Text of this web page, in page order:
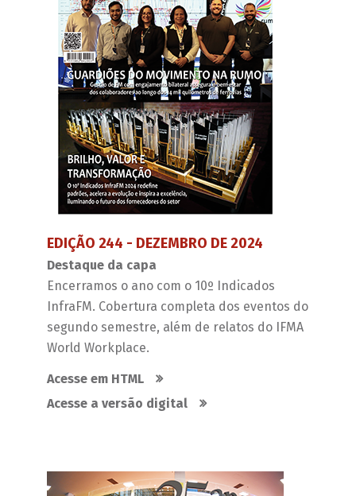
EDIÇÃO 244 - DEZEMBRO DE 2024
Destaque da capa
Encerramos o ano com o 10º Indicados
InfraFM. Cobertura completa dos eventos do
segundo semestre, além de relatos do IFMA
World Workplace.
Acesse em HTML
Acesse a versão digital